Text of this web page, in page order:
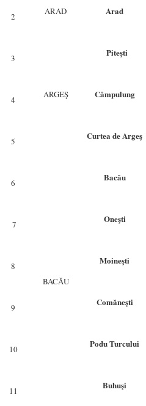
2 ARAD Arad
3
ARGEŞ
Piteşti
4 Câmpulung
5 Curtea de Argeş
6
BACĂU
Bacău
7 Oneşti
8 Moineşti
9 Comăneşti
10 Podu Turcului
11 Buhuşi